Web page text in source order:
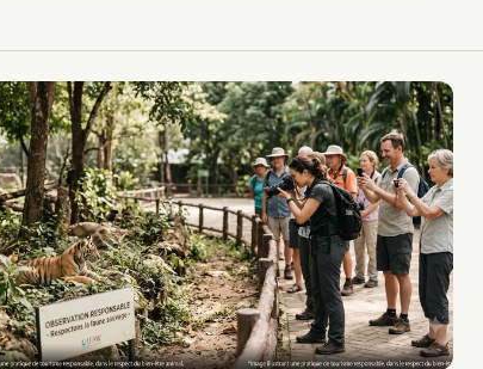
Lodge, sans doute l'éco-lodge le plus récompensé
— 34 distinctions internationales, parmi
des prix décernés par le World Travel Awards,
et Condé Nast Traveller.